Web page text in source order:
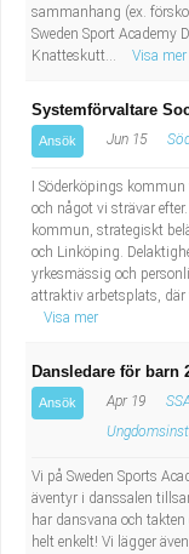
sammanhang (ex.
Sweden Sport Academy
Knatteskutt...
Visa mer
Systemförvaltare
Ansök Jun 15
I Söderköpings
och något vi strävar
kommun, strategiskt
och Linköping.
yrkesmässig och
attraktiv arbetsplats, där
Visa mer
Dansledare för barn
Ansök Apr 19
Vi på Sweden Sports
äventyr i danssalen
har dansvana och
helt enkelt! Vi lägger